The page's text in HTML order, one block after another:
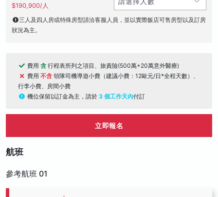
$190,900/人
三人及四人房或特殊房型請洽客服人員，並以實際飯店可售房型以及訂房
狀況為主。
費用 含 行程表所列之項目、旅責險(500萬+20萬意外醫療)
費用 不含 領隊司機導遊小費（建議小費：12歐元/日*全程天數）、
行李小費、房間小費
機位保留以訂金為主，請於 3 個工作天內付訂
立即報名
航班
參考航班 01